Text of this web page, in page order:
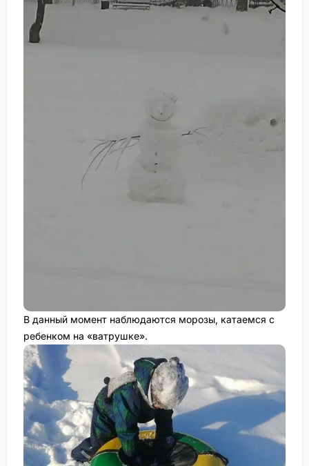
В данный момент наблюдаются морозы, катаемся с
ребенком на «ватрушке».